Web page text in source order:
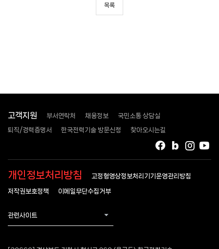
목록
고객지원 부서연락처 채용정보 국민소통 상담실
퇴직/경력증명서 한국전력기술 방문신청 찾아오시는길
인스
블로그
페이스북
개인정보처리방침 고정형영상정보처리기기운영관리방침
저작권보호정책 이메일무단수집거부
관련사이트